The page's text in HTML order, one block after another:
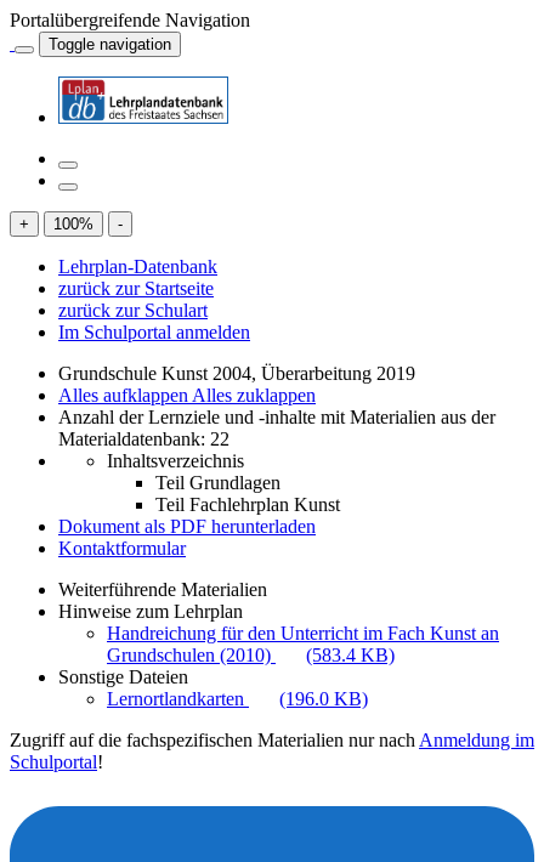
Portalübergreifende Navigation
Toggle navigation
+ 100% -
Lehrplan-Datenbank
zurück zur Startseite
zurück zur Schulart
Im Schulportal anmelden
Grundschule Kunst 2004, Überarbeitung 2019
Alles aufklappen Alles zuklappen
Anzahl der Lernziele und -inhalte mit Materialien aus der
Materialdatenbank: 22
Inhaltsverzeichnis
Teil Grundlagen
Teil Fachlehrplan Kunst
Dokument als PDF herunterladen
Kontaktformular
Weiterführende Materialien
Hinweise zum Lehrplan
Handreichung für den Unterricht im Fach Kunst an
Grundschulen (2010)
(583.4 KB)
Sonstige Dateien
Lernortlandkarten
(196.0 KB)
Zugriff auf die fachspezifischen Materialien nur nach Anmeldung im
Schulportal!